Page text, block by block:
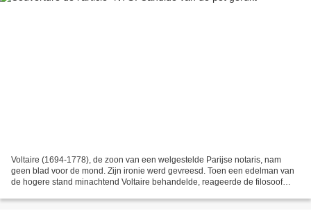
Voltaire (1694-1778), de zoon van een welgestelde Parijse notaris, nam
geen blad voor de mond. Zijn ironie werd gevreesd. Toen een edelman van
de hogere stand minachtend Voltaire behandelde, reageerde de filosoof